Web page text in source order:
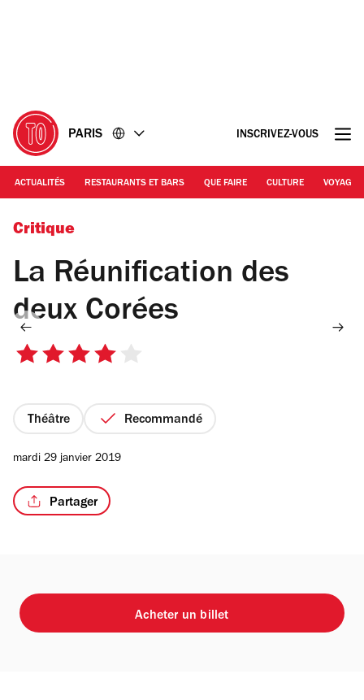
PARIS INSCRIVEZ-VOUS
ACTUALITÉS RESTAURANTS ET BARS QUE FAIRE CULTURE VOYAGE
© Elisabeth Carecchio
Critique
La Réunification des
deux Corées
4
étoiles
Théâtre Recommandé
mardi 29 janvier 2019
Partager
Acheter un billet